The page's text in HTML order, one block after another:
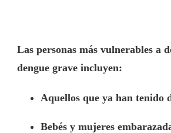
Las personas más vulnerables a
dengue grave incluyen:
Aquellos que ya han tenido
Bebés y mujeres